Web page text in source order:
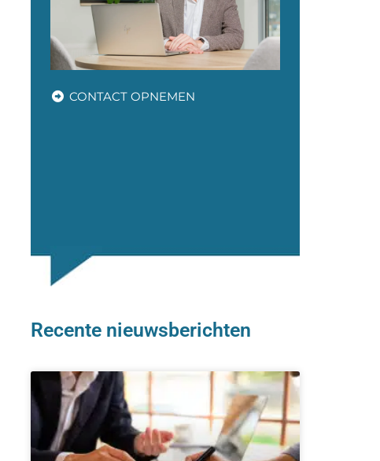
CONTACT OPNEMEN
Recente nieuwsberichten